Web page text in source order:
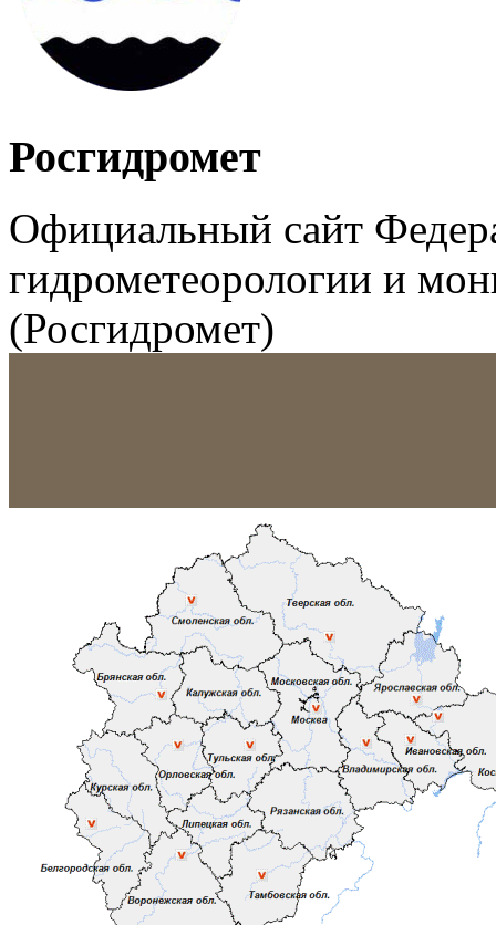
Росгидромет
Официальный сайт
гидрометеорологии и
(Росгидромет)